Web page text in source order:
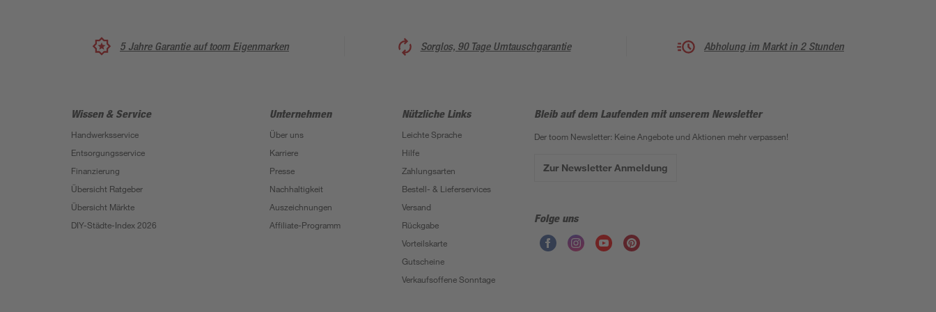
5 Jahre Garantie auf toom Eigenmarken Sorglos, 90 Tage Umtauschgarantie Abholung im Markt in 2 Stunden
Wissen & Service
Handwerksservice
Entsorgungsservice
Finanzierung
Übersicht Ratgeber
Übersicht Märkte
DIY-Städte-Index 2026
Unternehmen
Über uns
Karriere
Presse
Nachhaltigkeit
Auszeichnungen
Affiliate-Programm
Nützliche Links
Leichte Sprache
Hilfe
Zahlungsarten
Bestell- & Lieferservices
Versand
Rückgabe
Vorteilskarte
Gutscheine
Verkaufsoffene Sonntage
Bleib auf dem Laufenden mit unserem Newsletter
Der toom Newsletter: Keine Angebote und Aktionen mehr verpassen!
Zur Newsletter Anmeldung
Folge uns